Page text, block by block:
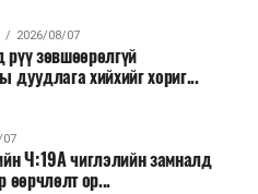
2026/08/07
зөвшөөрөлгүй
дуудлага хийхийг хориг...
07
Ч:19А чиглэлийн замналд
өөрчлөлт ор...